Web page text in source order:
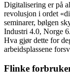
Digitalisering er på
revolusjon i ordet
seminarer, bølgen
Industri 4.0, Norge
Hva gjør dette for
arbeidsplassene
Flinke